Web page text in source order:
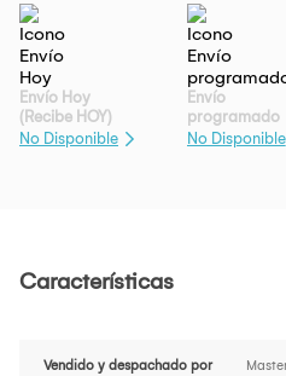
Envío Hoy
(Recibe HOY)
No Disponible
Envío
programado
No Disponible
Características
Vendido y despachado por